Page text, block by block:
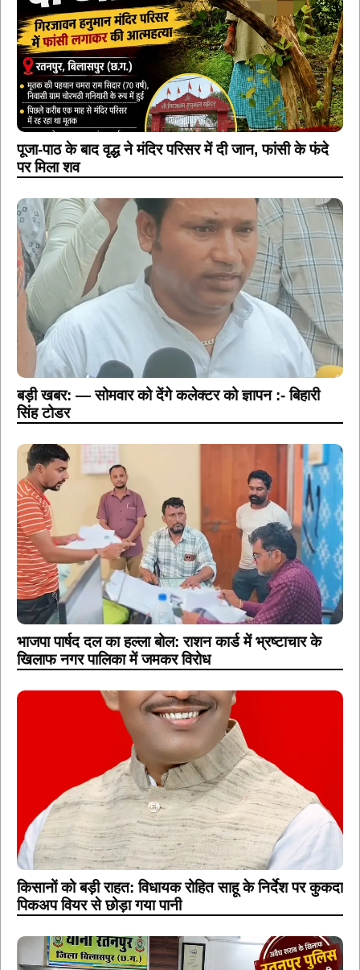
पूजा-पाठ के बाद वृद्ध ने मंदिर परिसर में दी जान, फांसी के फंदे
पर मिला शव
बड़ी खबर: — सोमवार को देंगे कलेक्टर को ज्ञापन :- बिहारी
सिंह टोडर
भाजपा पार्षद दल का हल्ला बोल: राशन कार्ड में भ्रष्टाचार के
खिलाफ नगर पालिका में जमकर विरोध
किसानों को बड़ी राहत: विधायक रोहित साहू के निर्देश पर कुकदा
पिकअप वियर से छोड़ा गया पानी